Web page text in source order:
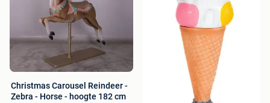
Christmas Carousel Reindeer -
Zebra - Horse - hoogte 182 cm